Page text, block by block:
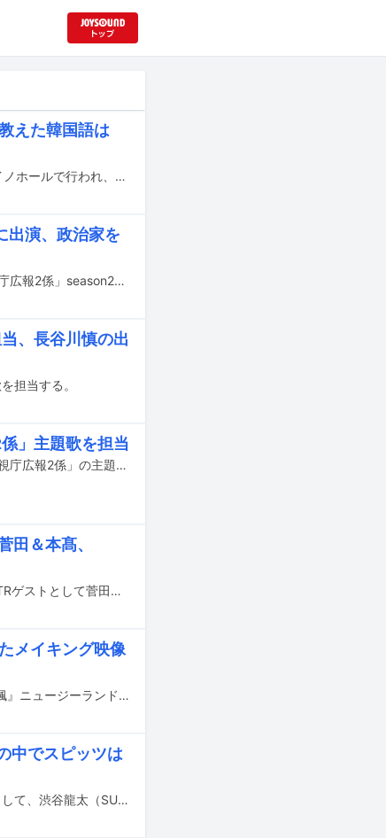
えた韓国語は
映画「TOKYO BURST-犯罪都市-」のジャパンプレミアが本日4月28日に東京・イイノホールで行われ、キャストの水上恒司、ユンホ（東方神起）、福士蒼汰、ピエール瀧（電気グルーヴ）、渋川清彦、ヒコロヒー、後藤剛範、そして監督の内田英治が登壇した。
出演、政治家を
超特急のメンバー・カイこと小笠原海が、FODで配信予定のドラマ「東京P.D. 警視庁広報2係」season2に出演する。
、長谷川慎の出
担当する。
」主題歌を担当
syudouの新曲「暴露」が1月13日にスタートするフジテレビ系ドラマ「東京P.D. 警視庁広報2係」の主題歌に決定。syudouがフジテレビ系ドラマの主題歌を担当するのはこれが初となる。
田＆本髙、
本日12月10日にTBS系で放送される「ニノなのにSP」のスタジオゲストに清春、VTRゲストとして菅田琳寧（B&ZAI）、本髙克樹（B&ZAI）、塚田僚一（A.B.C-Z）、吉田仁人（M!LK）が出演する。
メイキング映像
スピッツの楽曲「楓」を原案・主題歌とする映画「楓」のメイキング映像「映画『楓』ニュージーランドVlog」がYouTubeで公開された。
中でスピッツは
スピッツの楽曲「楓」を原案にした映画「楓」の劇中歌カバーアーティスト第2弾として、渋谷龍太（SUPER BEAVER）が発表された。